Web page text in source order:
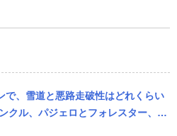
で、雪道と悪路走破性はどれくらい
クル、パジェロとフォレスター、R
ンダーなど。